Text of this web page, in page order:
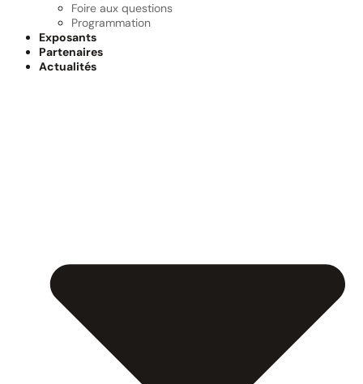
Foire aux questions
Programmation
Exposants
Partenaires
Actualités